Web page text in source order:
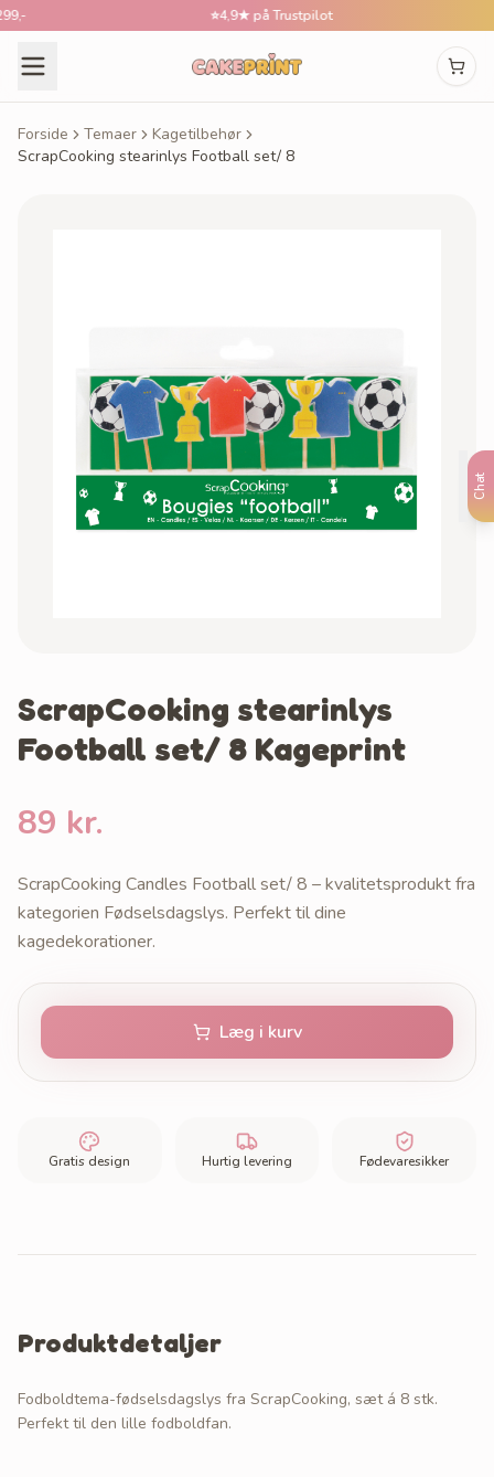
Chat
4,9★ på Trustpilot
Forside Temaer
Kagetilbehør
ScrapCooking stearinlys Football set/ 8
ScrapCooking stearinlys
Football set/ 8 Kageprint
89 kr.
ScrapCooking Candles Football set/ 8 – kvalitetsprodukt fra
kategorien Fødselsdagslys. Perfekt til dine
kagedekorationer.
Læg i kurv
Gratis design Hurtig levering Fødevaresikker
Produktdetaljer
Fodboldtema-fødselsdagslys fra ScrapCooking, sæt á 8 stk.
Perfekt til den lille fodboldfan.